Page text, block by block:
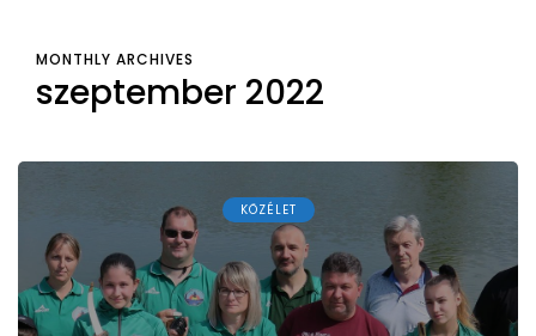
MONTHLY ARCHIVES
szeptember 2022
KÖZÉLET